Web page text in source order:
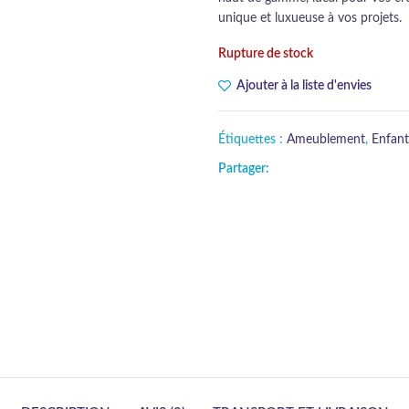
unique et luxueuse à vos projets.
Rupture de stock
Ajouter à la liste d'envies
Étiquettes : Ameublement,
Partager: